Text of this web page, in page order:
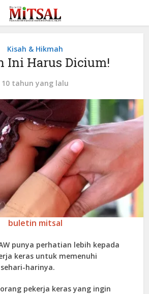
Kisah & Hikmah
Ini Harus Dicium!
10 tahun yang lalu
buletin mitsal
punya perhatian lebih kepada
keras untuk memenuhi
harinya.
pekerja keras yang ingin